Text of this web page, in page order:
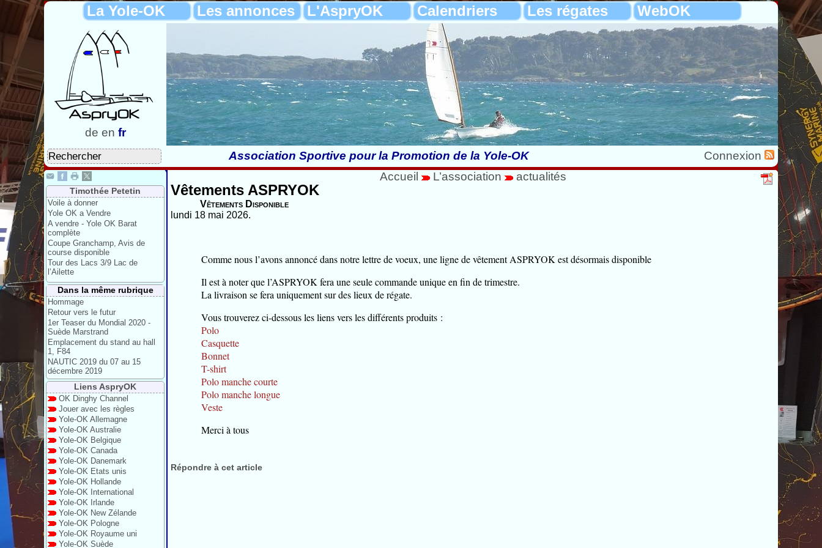
La Yole-OK Les annonces L'AspryOK Calendriers Les régates WebOK
de en fr
Association Sportive pour la Promotion de la Yole-OK
Connexion
Timothée Petetin
Voile à donner
Yole OK a Vendre
A vendre - Yole OK Barat
complète
Coupe Granchamp, Avis de
course disponible
Tour des Lacs 3/9 Lac de
l’Ailette
Dans la même rubrique
Hommage
Retour vers le futur
1er Teaser du Mondial 2020 -
Suède Marstrand
Emplacement du stand au hall
1, F84
NAUTIC 2019 du 07 au 15
décembre 2019
Liens AspryOK
OK Dinghy Channel
Jouer avec les règles
Yole-OK Allemagne
Yole-OK Australie
Yole-OK Belgique
Yole-OK Canada
Yole-OK Danemark
Yole-OK Etats unis
Yole-OK Hollande
Yole-OK International
Yole-OK Irlande
Yole-OK New Zélande
Yole-OK Pologne
Yole-OK Royaume uni
Yole-OK Suède
Accueil L’association actualités
Vêtements ASPRYOK
Vêtements Disponible
lundi 18 mai 2026.
Comme nous l’avons annoncé dans notre lettre de voeux, une ligne de vêtement ASPRYOK est désormais disponible
Il est à noter que l’ASPRYOK fera une seule commande unique en fin de trimestre.
La livraison se fera uniquement sur des lieux de régate.
Vous trouverez ci-dessous les liens vers les différents produits :
Polo
Casquette
Bonnet
T-shirt
Polo manche courte
Polo manche longue
Veste
Merci à tous
Répondre à cet article